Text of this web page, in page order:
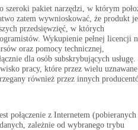
szeroki pakiet narzędzi, w którym
zatem wywnioskować, że produkt
przedsięwzięć, w których
Wykupienie pełnej licencji
oraz pomocy technicznej,
dla osób subskrybujących usługę.
pracy, które przez wielu
również przez innych
połączenie z Internetem (pobieranych
zależnie od wybranego trybu